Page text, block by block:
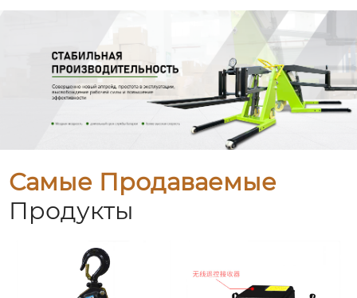
Самые Продаваемые
Продукты